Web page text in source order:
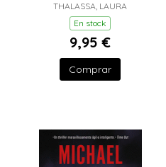
THALASSA, LAURA
En stock
9,95 €
Comprar